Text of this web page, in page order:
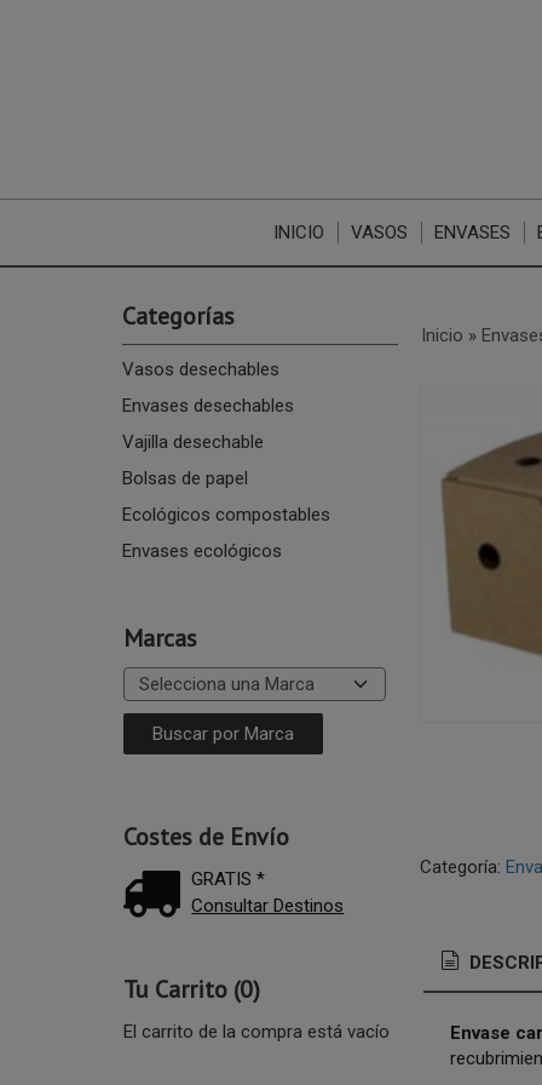
INICIO VASOS ENVASES
Categorías
Vasos desechables
Envases desechables
Vajilla desechable
Bolsas de papel
Ecológicos compostables
Envases ecológicos
Marcas
Costes de Envío
GRATIS *
Consultar Destinos
Tu Carrito (0)
El carrito de la compra está vacío
Inicio »
Categoría:
Envase